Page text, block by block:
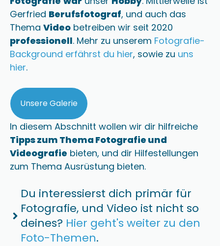
Gerfried Berufsfotograf, und auch das
Thema Video betreiben wir seit 2020
professionell. Mehr zu unserem Fotografie-
Background erfährst du hier, sowie zu uns
hier.
Unsere Galerie
In diesem Abschnitt wollen wir dir hilfreiche
Tipps zum Thema Fotografie und
Videografie bieten, und dir Hilfestellungen
zum Thema Ausrüstung bieten.
Du interessierst dich primär für
Fotografie, und Video ist nicht so
deines? Hier geht's weiter zu den
Foto-Themen.